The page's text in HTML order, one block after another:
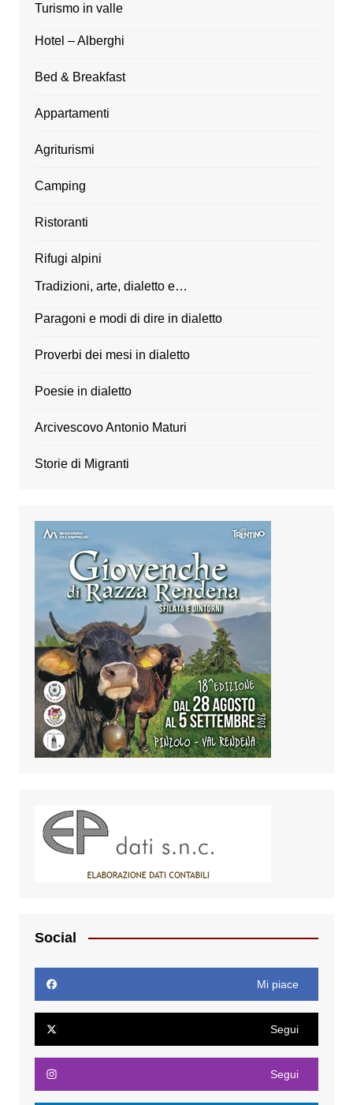
Turismo in valle
Hotel – Alberghi
Bed & Breakfast
Appartamenti
Agriturismi
Camping
Ristoranti
Rifugi alpini
Tradizioni, arte, dialetto e…
Paragoni e modi di dire in dialetto
Proverbi dei mesi in dialetto
Poesie in dialetto
Arcivescovo Antonio Maturi
Storie di Migranti
Social
Mi piace
Segui
Segui